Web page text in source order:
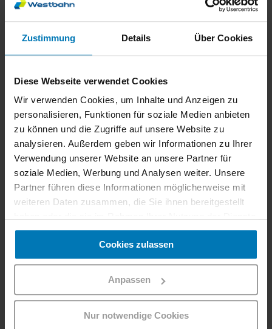
Zustimmung Details Über Cookies
Diese Webseite verwendet Cookies
Wir verwenden Cookies, um Inhalte und Anzeigen zu
personalisieren, Funktionen für soziale Medien anbieten
zu können und die Zugriffe auf unsere Website zu
analysieren. Außerdem geben wir Informationen zu Ihrer
Verwendung unserer Website an unsere Partner für
soziale Medien, Werbung und Analysen weiter. Unsere
Partner führen diese Informationen möglicherweise mit
weiteren Daten zusammen, die Sie ihnen bereitgestellt
gesammelt haben.
Cookies zulassen
Anpassen
Nur notwendige Cookies
zu bieten – urban und grün zugleich.
Nur ein paar Minuten vom Bahnhof liegt
derMarktplatzmit buntem Wochenmarkt – frisches
daneben: derStadtgartenund das
interaktiveNaturkundemuseum inatura– spannend
für Groß und Klein.
Mit derKarren-Seilbahngeht’s rauf auf den Hausberg
– oben wartet eineAussichtsplattform mit Wow-
Blicküber Stadt, Berge und Tal.
Wanderlust? Dann ab in dieRappenloch- und
Alplochschlucht– spektakuläre Stege, Wasserfälle
und kühle Waldluft. Vom Bahnhof kommst du ganz
einfach mit dem Stadtbus hin.